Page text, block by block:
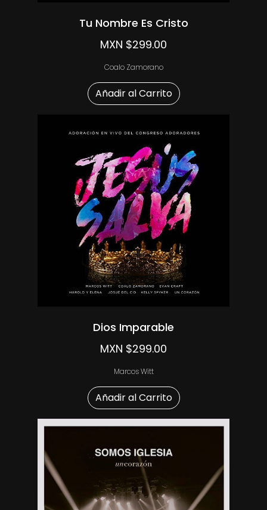
Tu Nombre Es Cristo
MXN $299.00
Coalo Zamorano
Añadir al Carrito
Dios Imparable
MXN $299.00
Marcos Witt
Añadir al Carrito